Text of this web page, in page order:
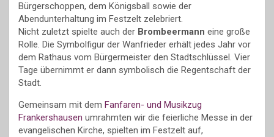
Bürgerschoppen, dem Königsball sowie der
Abendunterhaltung im Festzelt zelebriert.
Nicht zuletzt spielte auch der Brombeermann eine große
Rolle. Die Symbolfigur der Wanfrieder erhält jedes Jahr vor
dem Rathaus vom Bürgermeister den Stadtschlüssel. Vier
Tage übernimmt er dann symbolisch die Regentschaft der
Stadt.
Gemeinsam mit dem Fanfaren- und Musikzug
Frankershausen umrahmten wir die feierliche Messe in der
evangelischen Kirche, spielten im Festzelt auf,